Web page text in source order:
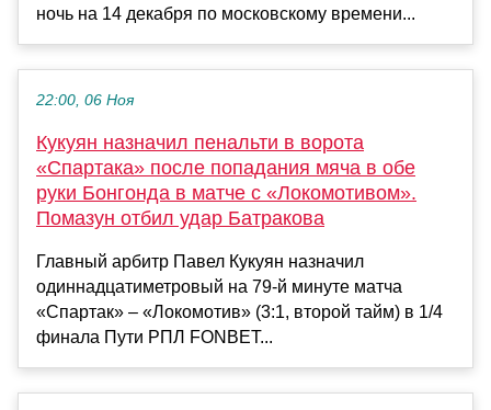
ночь на 14 декабря по московскому времени...
22:00, 06 Ноя
Кукуян назначил пенальти в ворота
«Спартака» после попадания мяча в обе
руки Бонгонда в матче с «Локомотивом».
Помазун отбил удар Батракова
Главный арбитр Павел Кукуян назначил
одиннадцатиметровый на 79-й минуте матча
«Спартак» – «Локомотив» (3:1, второй тайм) в 1/4
финала Пути РПЛ FONBET...